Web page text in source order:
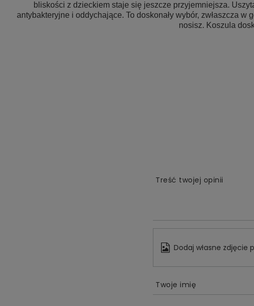
bliskości z dzieckiem staje się jeszcze przyjemniejsza.
antybakteryjne i oddychające. To doskonały wybór, zwłaszcza
nosisz. Koszula
Treść twojej opinii
Dodaj własne zdjęcie
Twoje imię